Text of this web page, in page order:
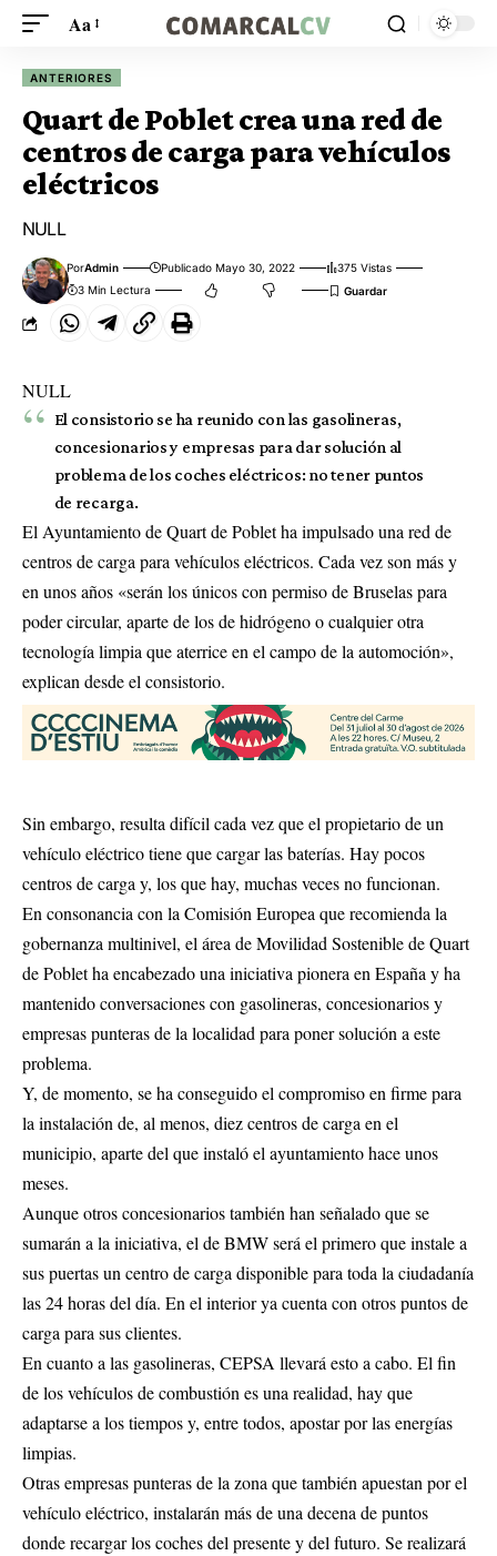
Aa
ANTERIORES
Quart de Poblet crea una red de
centros de carga para vehículos
eléctricos
NULL
PorAdmin Publicado Mayo 30, 2022
375 Vistas
3 Min Lectura
NULL
El consistorio se ha reunido con las gasolineras,
concesionarios y empresas para dar solución al
problema de los coches eléctricos: no tener puntos
de recarga.
El Ayuntamiento de Quart de Poblet ha impulsado una red de
centros de carga para vehículos eléctricos. Cada vez son más y
en unos años «serán los únicos con permiso de Bruselas para
poder circular, aparte de los de hidrógeno o cualquier otra
tecnología limpia que aterrice en el campo de la automoción»,
explican desde el consistorio.
Sin embargo, resulta difícil cada vez que el propietario de un
vehículo eléctrico tiene que cargar las baterías. Hay pocos
centros de carga y, los que hay, muchas veces no funcionan.
En consonancia con la Comisión Europea que recomienda la
gobernanza multinivel, el área de Movilidad Sostenible de Quart
de Poblet ha encabezado una iniciativa pionera en España y ha
mantenido conversaciones con gasolineras, concesionarios y
empresas punteras de la localidad para poner solución a este
problema.
Y, de momento, se ha conseguido el compromiso en firme para
la instalación de, al menos, diez centros de carga en el
municipio, aparte del que instaló el ayuntamiento hace unos
meses.
Aunque otros concesionarios también han señalado que se
sumarán a la iniciativa, el de BMW será el primero que instale a
sus puertas un centro de carga disponible para toda la ciudadanía
las 24 horas del día. En el interior ya cuenta con otros puntos de
carga para sus clientes.
En cuanto a las gasolineras, CEPSA llevará esto a cabo. El fin
de los vehículos de combustión es una realidad, hay que
adaptarse a los tiempos y, entre todos, apostar por las energías
limpias.
Otras empresas punteras de la zona que también apuestan por el
vehículo eléctrico, instalarán más de una decena de puntos
donde recargar los coches del presente y del futuro. Se realizará